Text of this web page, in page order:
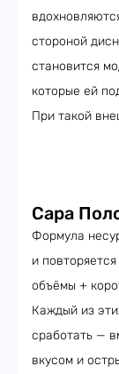
стороной
становится
которые ей
При такой
Сара
Формула
и
объёмы +
Каждый из
сработать —
вкусом и